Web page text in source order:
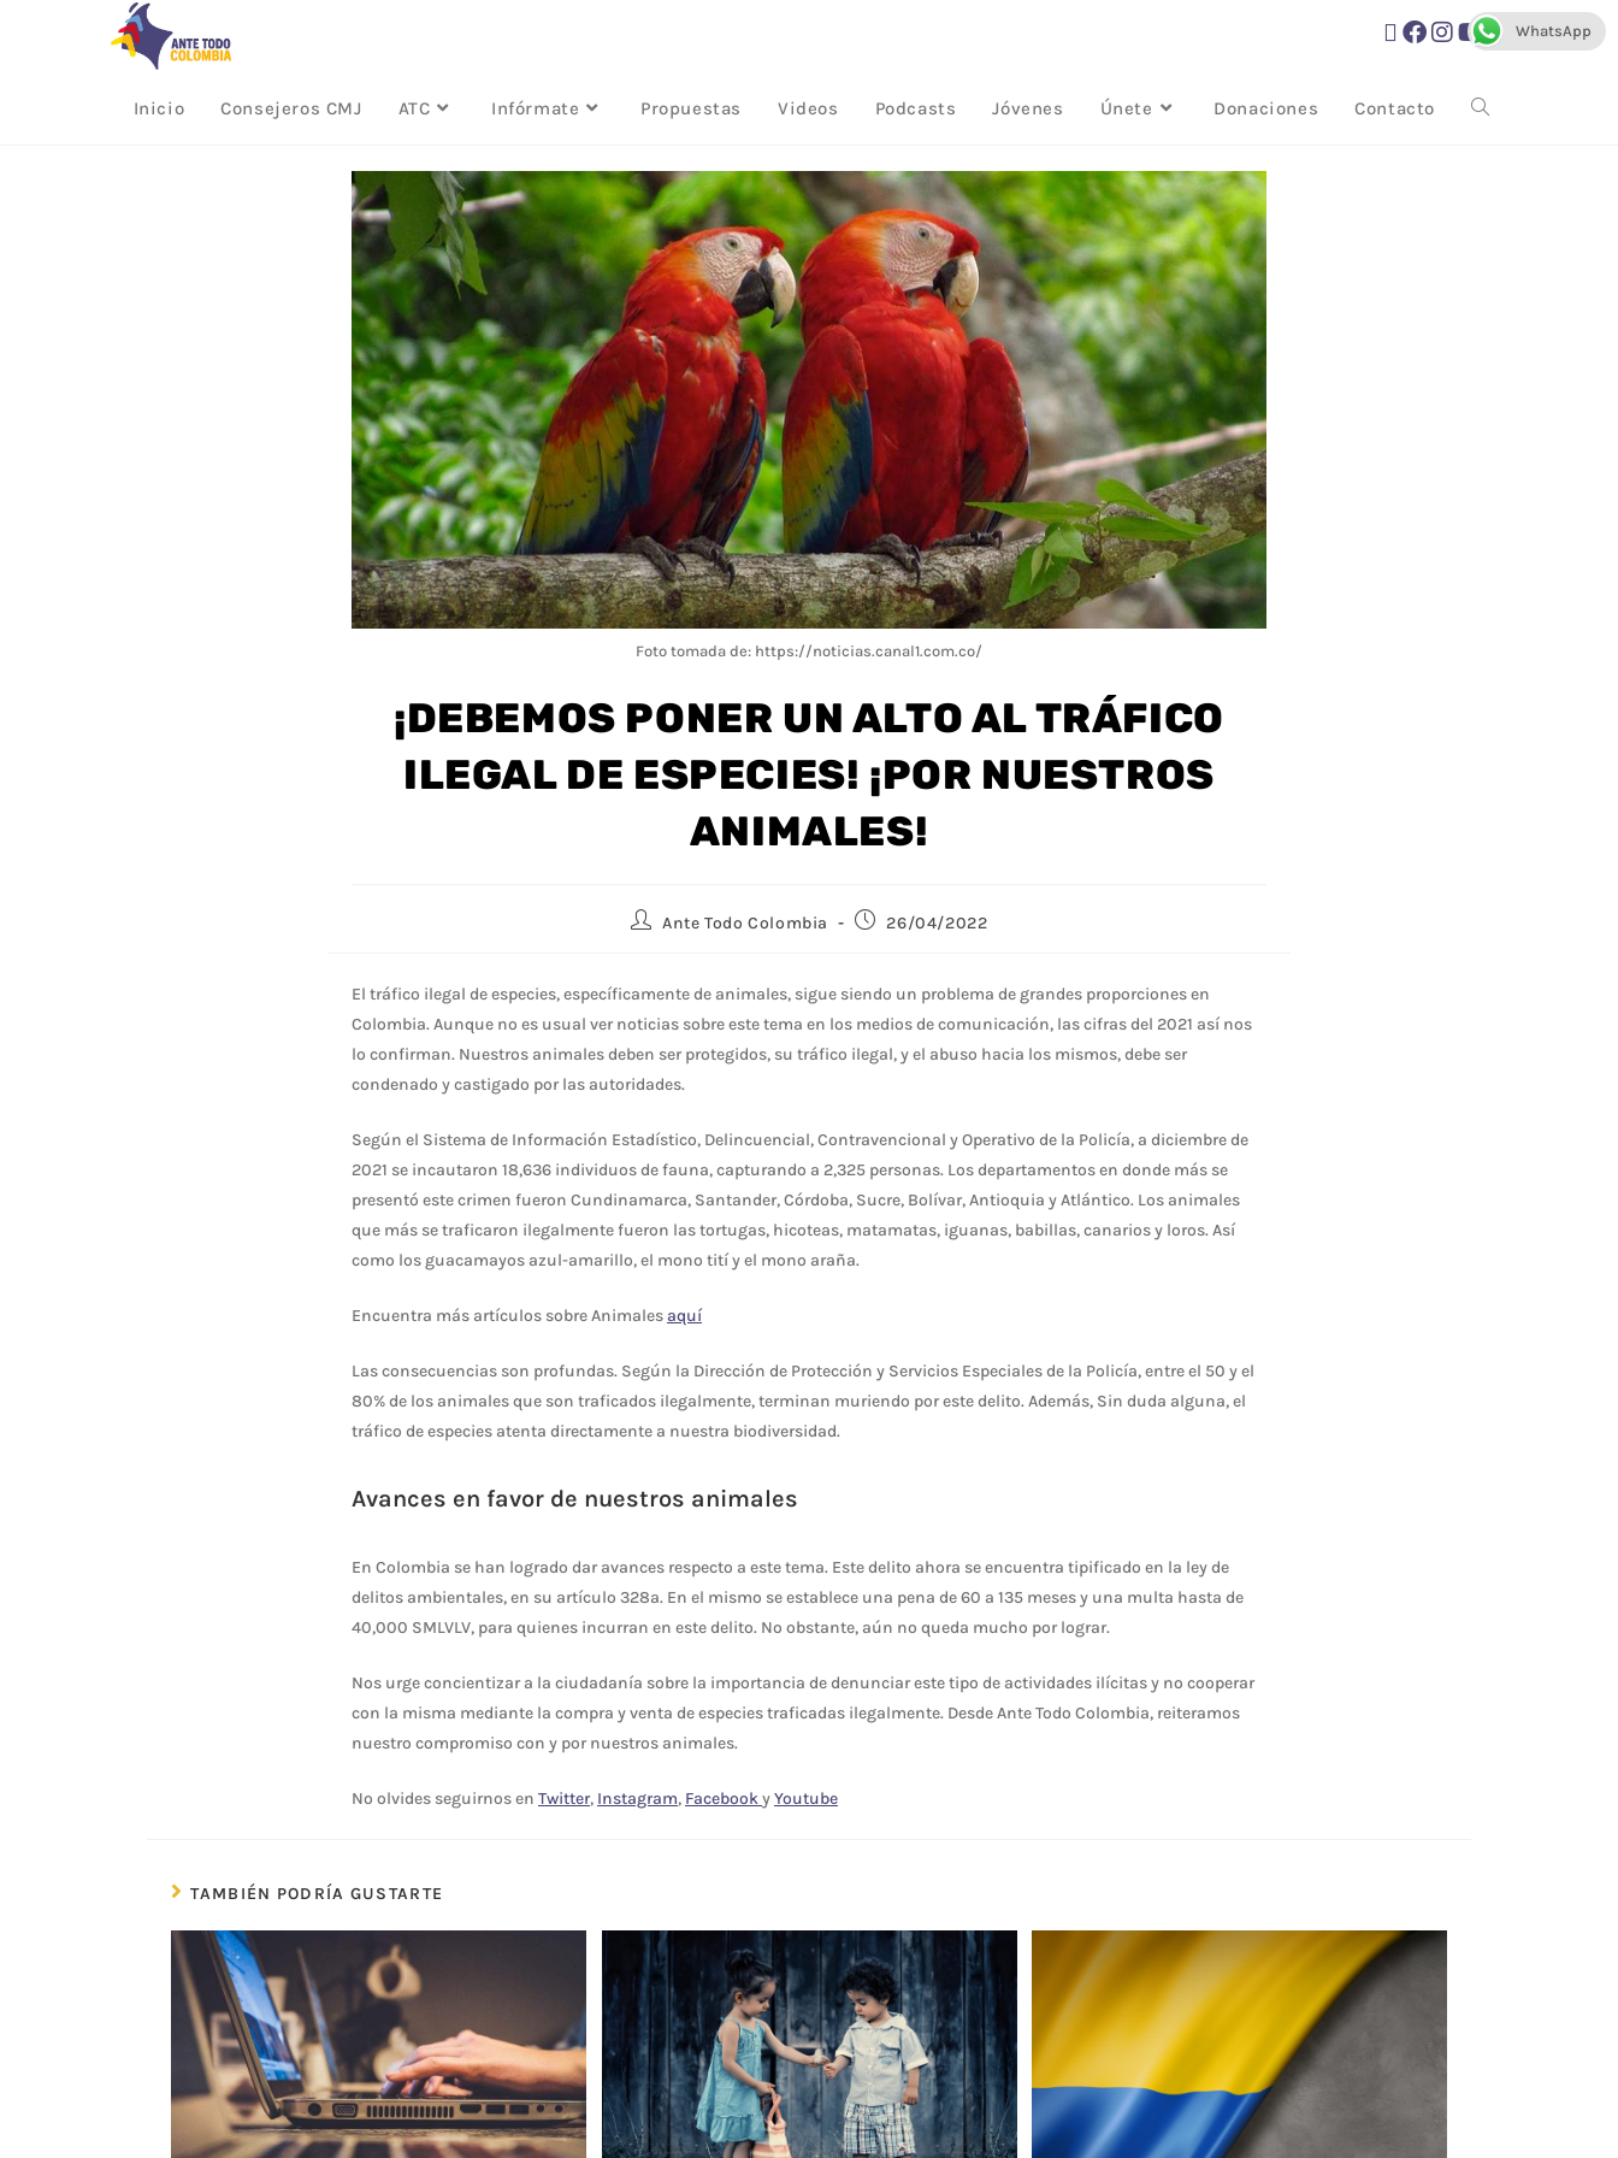
Inicio Consejeros CMJ ATC Infórmate Propuestas Videos Podcasts Jóvenes Únete Donaciones Contacto
Foto tomada de: https://noticias.canal1.com.co/
¡DEBEMOS PONER UN ALTO AL TRÁFICO
ILEGAL DE ESPECIES! ¡POR NUESTROS
ANIMALES!
Ante Todo Colombia 26/04/2022
El tráfico ilegal de especies, específicamente de animales, sigue siendo un problema de grandes proporciones en
Colombia. Aunque no es usual ver noticias sobre este tema en los medios de comunicación, las cifras del 2021 así nos
lo confirman. Nuestros animales deben ser protegidos, su tráfico ilegal, y el abuso hacia los mismos, debe ser
condenado y castigado por las autoridades.
Según el Sistema de Información Estadístico, Delincuencial, Contravencional y Operativo de la Policía, a diciembre de
2021 se incautaron 18,636 individuos de fauna, capturando a 2,325 personas. Los departamentos en donde más se
presentó este crimen fueron Cundinamarca, Santander, Córdoba, Sucre, Bolívar, Antioquia y Atlántico. Los animales
que más se traficaron ilegalmente fueron las tortugas, hicoteas, matamatas, iguanas, babillas, canarios y loros. Así
como los guacamayos azul-amarillo, el mono tití y el mono araña.
Encuentra más artículos sobre Animales aquí
Las consecuencias son profundas. Según la Dirección de Protección y Servicios Especiales de la Policía, entre el 50 y el
80% de los animales que son traficados ilegalmente, terminan muriendo por este delito. Además, Sin duda alguna, el
tráfico de especies atenta directamente a nuestra biodiversidad.
Avances en favor de nuestros animales
En Colombia se han logrado dar avances respecto a este tema. Este delito ahora se encuentra tipificado en la ley de
delitos ambientales, en su artículo 328ª. En el mismo se establece una pena de 60 a 135 meses y una multa hasta de
40,000 SMLVLV, para quienes incurran en este delito. No obstante, aún no queda mucho por lograr.
Nos urge concientizar a la ciudadanía sobre la importancia de denunciar este tipo de actividades ilícitas y no cooperar
con la misma mediante la compra y venta de especies traficadas ilegalmente. Desde Ante Todo Colombia, reiteramos
nuestro compromiso con y por nuestros animales.
No olvides seguirnos en Twitter, Instagram, FacebookyYoutube
TAMBIÉN PODRÍA GUSTARTE
WhatsApp